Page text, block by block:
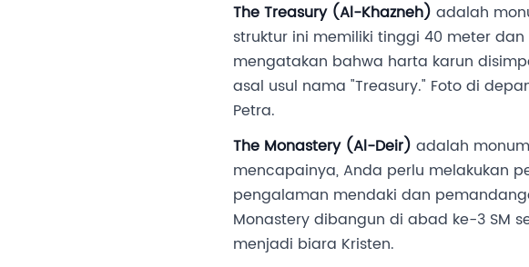
The Treasury (Al-Khazneh) adalah
struktur ini memiliki tinggi 40 meter
mengatakan bahwa harta karun
asal usul nama "Treasury." Foto di
Petra.
The Monastery (Al-Deir) adalah
mencapainya, Anda perlu melakukan
pengalaman mendaki dan
Monastery dibangun di abad ke-3 SM
menjadi biara Kristen.